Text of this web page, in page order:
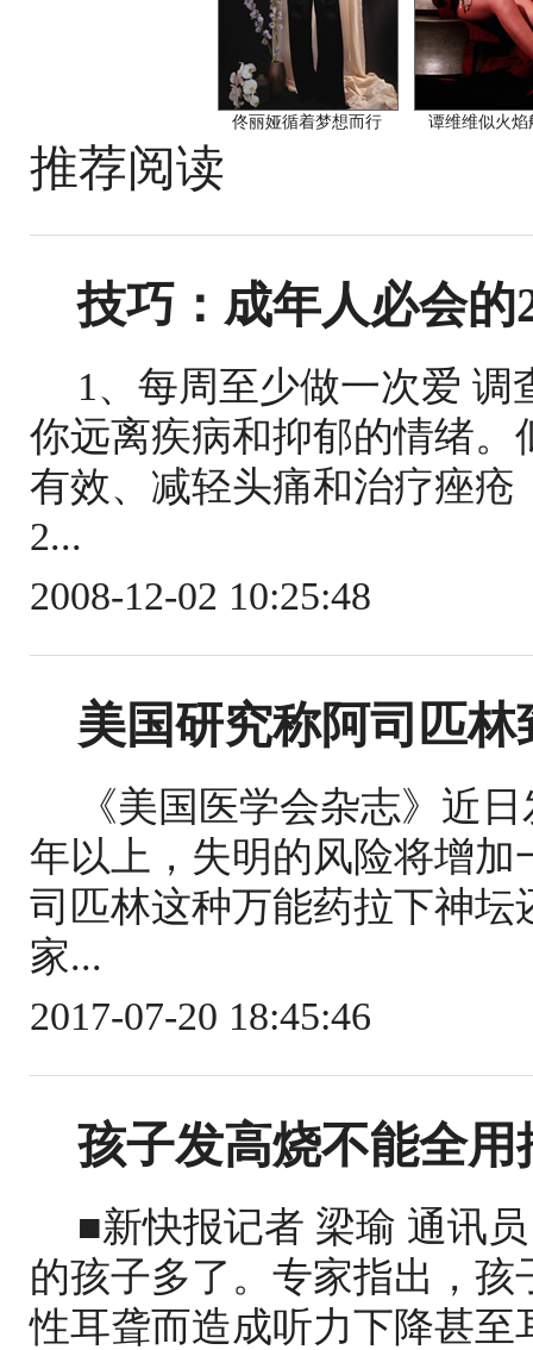
佟丽娅循着梦想而行 谭维维似火焰
推荐阅读
技巧：成年人必会的
1、每周至少做一次爱
你远离疾病和抑郁的情绪
有效、减轻头痛和治疗痤
2...
2008-12-02 10:25:48
美国研究称阿司匹
《美国医学会杂志》近
年以上，失明的风险将增
司匹林这种万能药拉下神
家...
2017-07-20 18:45:46
孩子发高烧不能全
■新快报记者 梁瑜 通讯
的孩子多了。专家指出，
性耳聋而造成听力下降甚